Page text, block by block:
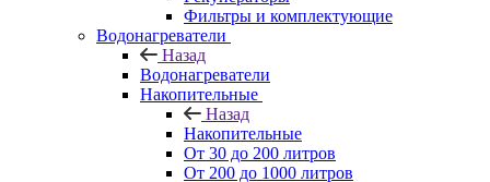
Фильтры и комплектующие
Водонагреватели
Назад
Водонагреватели
Накопительные
Назад
Накопительные
От 30 до 200 литров
От 200 до 1000 литров